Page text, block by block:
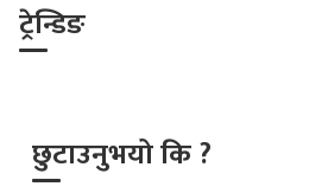
ट्रेन्डिङ
छुटाउनुभयो कि ?